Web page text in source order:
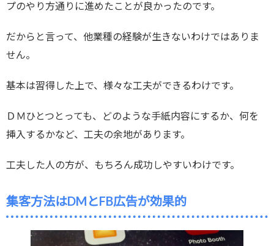
プのやり方通りに進めたことが良かったのです。
だからと言って、他業種の経験が生きないわけではありま
せん。
基本は習得した上で、様々な工夫ができるわけです。
ＤＭひとつとっても、どのような手紙内容にするか、何を
挿入するかなど、工夫の余地があります。
工夫した人の方が、もちろん成功しやすいわけです。
集客方法はDMとFB広告が効果的